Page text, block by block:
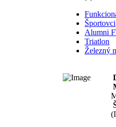
Športovci
Alumni
Triatlon
Železný